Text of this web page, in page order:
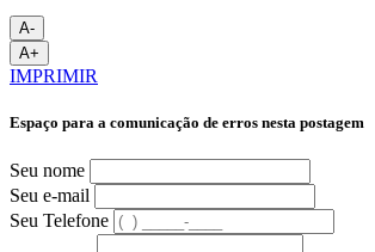
A-
A+
IMPRIMIR
Espaço para a comunicação de erros nesta postagem
Seu nome
Seu e-mail
Seu Telefone